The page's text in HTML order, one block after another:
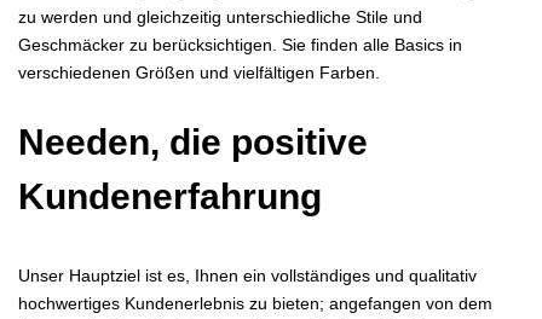
zu werden und gleichzeitig unterschiedliche Stile und
Geschmäcker zu berücksichtigen. Sie finden alle Basics in
verschiedenen Größen und vielfältigen Farben.
Needen, die positive
Kundenerfahrung
Unser Hauptziel ist es, Ihnen ein vollständiges und qualitativ
hochwertiges Kundenerlebnis zu bieten; angefangen von dem